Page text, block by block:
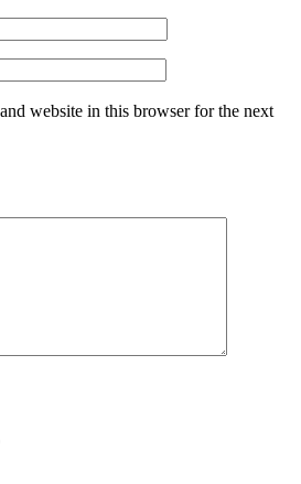
website in this browser for the next